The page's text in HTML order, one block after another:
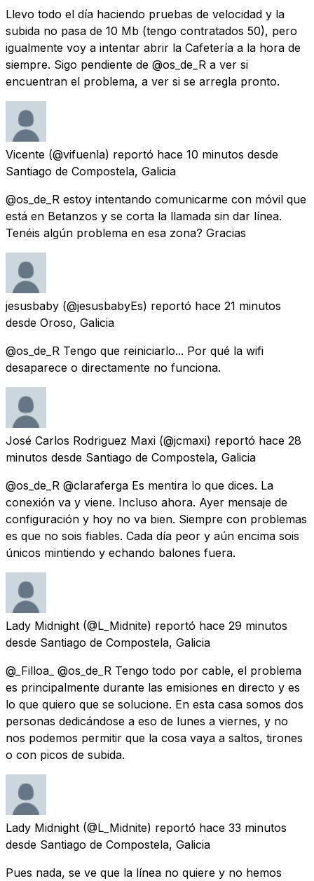
Llevo todo el día haciendo pruebas de velocidad y la
subida no pasa de 10 Mb (tengo contratados 50), pero
igualmente voy a intentar abrir la Cafetería a la hora de
siempre. Sigo pendiente de @os_de_R a ver si
encuentran el problema, a ver si se arregla pronto.
Vicente (@vifuenla) reportó hace 10 minutos desde
Santiago de Compostela, Galicia
@os_de_R estoy intentando comunicarme con móvil que
está en Betanzos y se corta la llamada sin dar línea.
Tenéis algún problema en esa zona? Gracias
jesusbaby (@jesusbabyEs) reportó hace 21 minutos
desde Oroso, Galicia
@os_de_R Tengo que reiniciarlo... Por qué la wifi
desaparece o directamente no funciona.
José Carlos Rodriguez Maxi (@jcmaxi) reportó hace 28
minutos desde Santiago de Compostela, Galicia
@os_de_R @claraferga Es mentira lo que dices. La
conexión va y viene. Incluso ahora. Ayer mensaje de
configuración y hoy no va bien. Siempre con problemas
es que no sois fiables. Cada día peor y aún encima sois
únicos mintiendo y echando balones fuera.
Lady Midnight (@L_Midnite) reportó hace 29 minutos
desde Santiago de Compostela, Galicia
@_Filloa_ @os_de_R Tengo todo por cable, el problema
es principalmente durante las emisiones en directo y es
lo que quiero que se solucione. En esta casa somos dos
personas dedicándose a eso de lunes a viernes, y no
nos podemos permitir que la cosa vaya a saltos, tirones
o con picos de subida.
Lady Midnight (@L_Midnite) reportó hace 33 minutos
desde Santiago de Compostela, Galicia
Pues nada, se ve que la línea no quiere y no hemos